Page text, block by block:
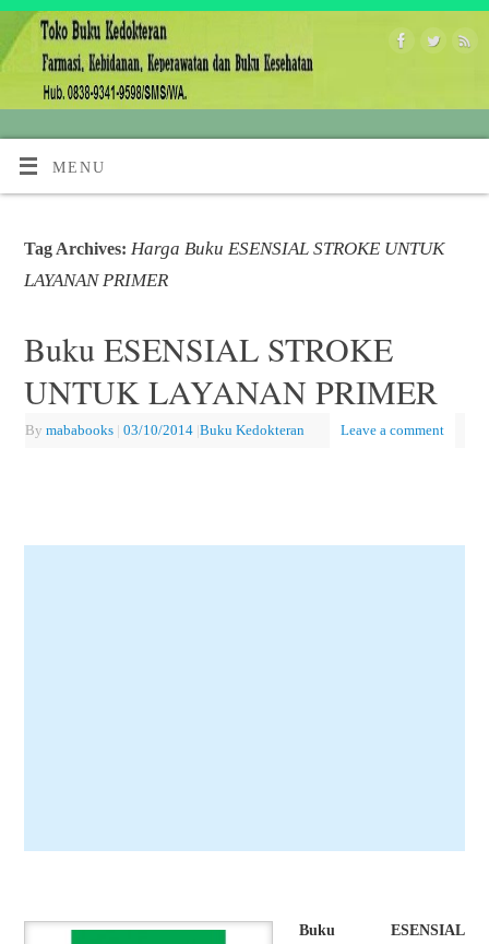
MENU
Tag Archives: Harga Buku ESENSIAL STROKE UNTUK
LAYANAN PRIMER
Buku ESENSIAL STROKE
UNTUK LAYANAN PRIMER
By mababooks | 03/10/2014 |Buku Kedokteran Leave a comment
Buku ESENSIAL